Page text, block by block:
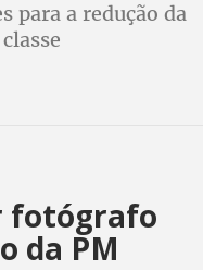
para a redução da
fotógrafo
da PM